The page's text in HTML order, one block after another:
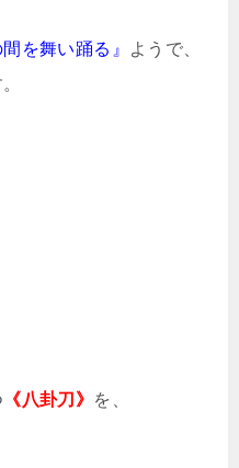
を舞い踊る』
ようで、
《八卦刀》 を、